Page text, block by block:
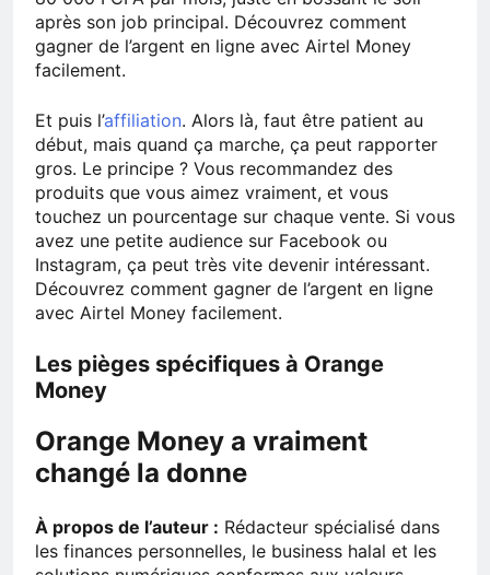
après son job principal. Découvrez comment
gagner de l’argent en ligne avec Airtel Money
facilement.
Et puis l’affiliation. Alors là, faut être patient au
début, mais quand ça marche, ça peut rapporter
gros. Le principe ? Vous recommandez des
produits que vous aimez vraiment, et vous
touchez un pourcentage sur chaque vente. Si vous
avez une petite audience sur Facebook ou
Instagram, ça peut très vite devenir intéressant.
Découvrez comment gagner de l’argent en ligne
avec Airtel Money facilement.
Les pièges spécifiques à Orange
Money
Orange Money a vraiment
changé la donne
À propos de l’auteur : Rédacteur spécialisé dans
les finances personnelles, le business halal et les